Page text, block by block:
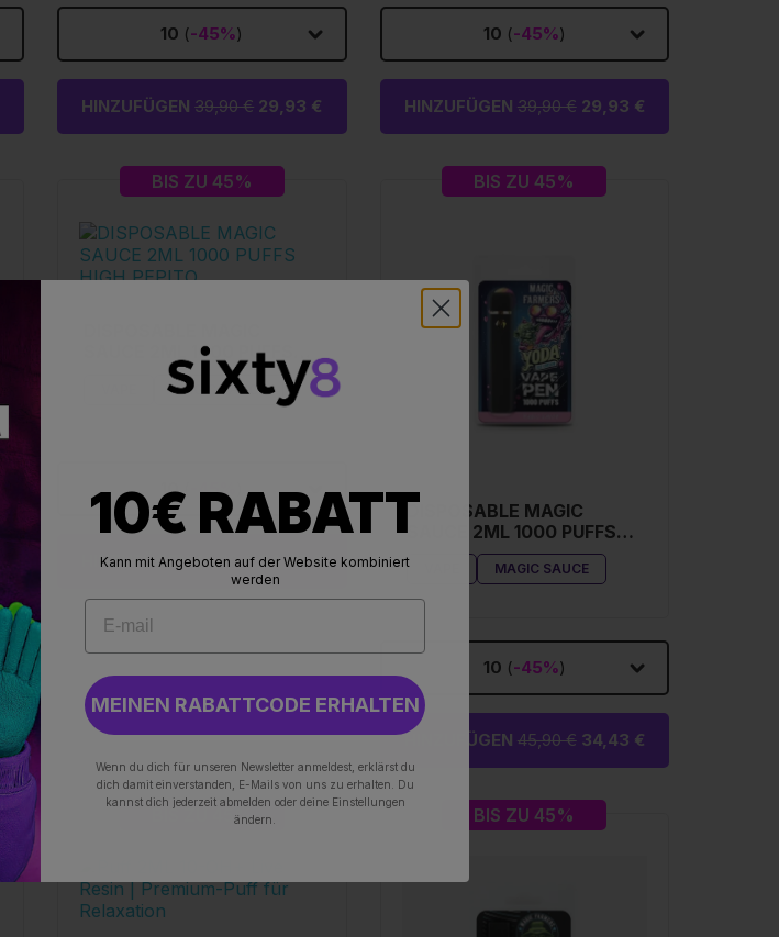
10 (-45%)
HINZUFÜGEN39,90 € 29,93 €
10 (-45%)
HINZUFÜGEN 39,90 €29,93 €
BIS ZU 45%
SAUCE 2ML 1000 PUFFS
HIGH PEPITO
MAGIC SAUCE
10( -45%
HINZUFÜGEN45,90 €34,43 €
BIS ZU 45%
DISPOSABLE MAGIC
SAUCE 2ML 1000 PUFFS
YODA ICE CREAM
MAGIC SAUCE
10 (-45%)
HINZUFÜGEN 45,90 €34,43 €
BIS ZU 45% BIS ZU 45%
10€ RABATT
Kann mit Angeboten auf der Website kombiniert
werden
MEINEN RABATTCODE ERHALTEN
Wenn du dich für unseren Newsletter anmeldest, erklärst du
dich damit einverstanden, E-Mails von uns zu erhalten. Du
kannst dich jederzeit abmelden oder deine Einstellungen
ändern.